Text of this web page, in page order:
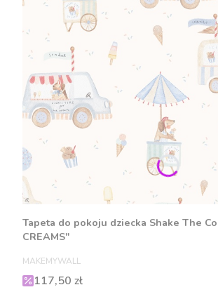
Tapeta do pokoju dziecka Shake The
CREAMS"
PRODUCENT
MAKEMYWALL
Cena promocyjna
117,50 zł